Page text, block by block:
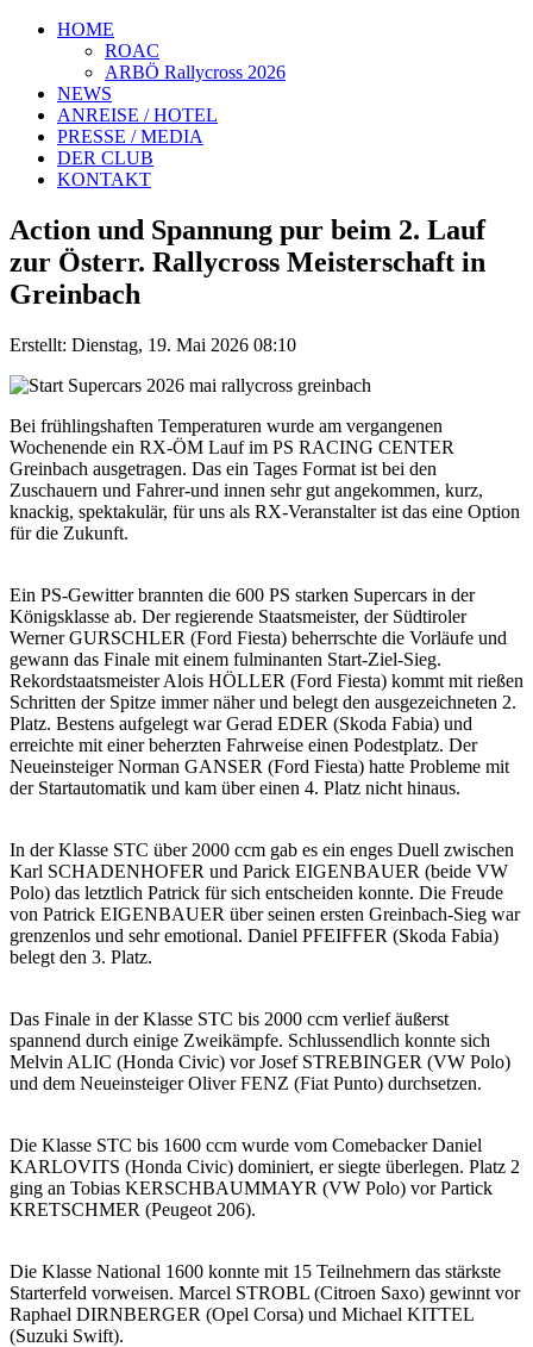
HOME
ROAC
ARBÖ Rallycross 2026
NEWS
ANREISE / HOTEL
PRESSE / MEDIA
DER CLUB
KONTAKT
Action und Spannung pur beim 2. Lauf
zur Österr. Rallycross Meisterschaft in
Greinbach
Erstellt: Dienstag, 19. Mai 2026 08:10
Bei frühlingshaften Temperaturen wurde am vergangenen
Wochenende ein RX-ÖM Lauf im PS RACING CENTER
Greinbach ausgetragen. Das ein Tages Format ist bei den
Zuschauern und Fahrer-und innen sehr gut angekommen, kurz,
knackig, spektakulär, für uns als RX-Veranstalter ist das eine Option
für die Zukunft.
Ein PS-Gewitter brannten die 600 PS starken Supercars in der
Königsklasse ab. Der regierende Staatsmeister, der Südtiroler
Werner GURSCHLER (Ford Fiesta) beherrschte die Vorläufe und
gewann das Finale mit einem fulminanten Start-Ziel-Sieg.
Rekordstaatsmeister Alois HÖLLER (Ford Fiesta) kommt mit rießen
Schritten der Spitze immer näher und belegt den ausgezeichneten 2.
Platz. Bestens aufgelegt war Gerad EDER (Skoda Fabia) und
erreichte mit einer beherzten Fahrweise einen Podestplatz. Der
Neueinsteiger Norman GANSER (Ford Fiesta) hatte Probleme mit
der Startautomatik und kam über einen 4. Platz nicht hinaus.
In der Klasse STC über 2000 ccm gab es ein enges Duell zwischen
Karl SCHADENHOFER und Parick EIGENBAUER (beide VW
Polo) das letztlich Patrick für sich entscheiden konnte. Die Freude
von Patrick EIGENBAUER über seinen ersten Greinbach-Sieg war
grenzenlos und sehr emotional. Daniel PFEIFFER (Skoda Fabia)
belegt den 3. Platz.
Das Finale in der Klasse STC bis 2000 ccm verlief äußerst
spannend durch einige Zweikämpfe. Schlussendlich konnte sich
Melvin ALIC (Honda Civic) vor Josef STREBINGER (VW Polo)
und dem Neueinsteiger Oliver FENZ (Fiat Punto) durchsetzen.
Die Klasse STC bis 1600 ccm wurde vom Comebacker Daniel
KARLOVITS (Honda Civic) dominiert, er siegte überlegen. Platz 2
ging an Tobias KERSCHBAUMMAYR (VW Polo) vor Partick
KRETSCHMER (Peugeot 206).
Die Klasse National 1600 konnte mit 15 Teilnehmern das stärkste
Starterfeld vorweisen. Marcel STROBL (Citroen Saxo) gewinnt vor
Raphael DIRNBERGER (Opel Corsa) und Michael KITTEL
(Suzuki Swift).